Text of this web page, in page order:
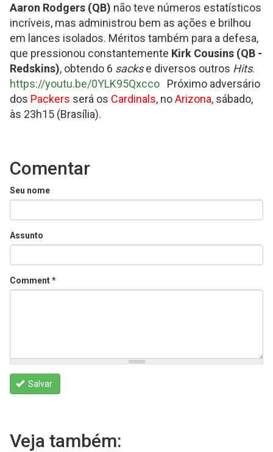
Aaron Rodgers (QB) não teve números estatísticos
incríveis, mas administrou bem as ações e brilhou
em lances isolados. Méritos também para a defesa,
que pressionou constantemente Kirk Cousins (QB -
Redskins), obtendo 6 sackse diversos outros Hits.
https://youtu.be/0YLK95Qxcco Próximo adversário
dos Packers será os Cardinals, noArizona, sábado,
às 23h15 (Brasília).
Comentar
Seu nome
Assunto
Comment*
Salvar
Veja também: